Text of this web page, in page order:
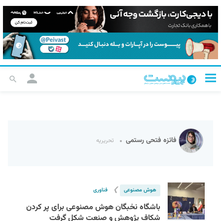
فائزه فتحی رستمی تحریریه
هوش مصنوعی ❯ فناوری
باشگاه نخبگان هوش مصنوعی برای پر کردن
شکاف پژوهش و صنعت شکل گرفت